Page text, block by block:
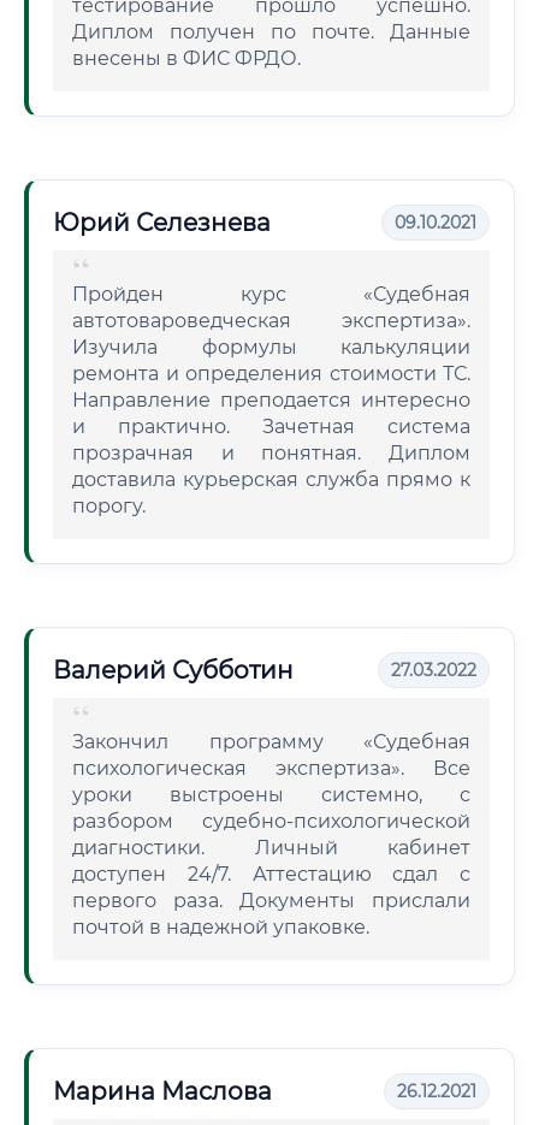
тестирование прошло успешно.
Диплом получен по почте. Данные
внесены в ФИС ФРДО.
Юрий Селезнева 09.10.2021
Пройден курс «Судебная
автотовароведческая экспертиза».
Изучила формулы калькуляции
ремонта и определения стоимости ТС.
Направление преподается интересно
и практично. Зачетная система
прозрачная и понятная. Диплом
доставила курьерская служба прямо к
порогу.
Валерий Субботин 27.03.2022
Закончил программу «Судебная
психологическая экспертиза». Все
уроки выстроены системно, с
разбором судебно-психологической
диагностики. Личный кабинет
доступен 24/7. Аттестацию сдал с
первого раза. Документы прислали
почтой в надежной упаковке.
Марина Маслова 26.12.2021